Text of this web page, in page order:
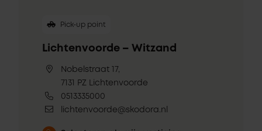
Pick-up point
Lichtenvoorde – Witzand
Nobelstraat 17,
7131 PZ Lichtenvoorde
0513335000
lichtenvoorde@skodora.nl